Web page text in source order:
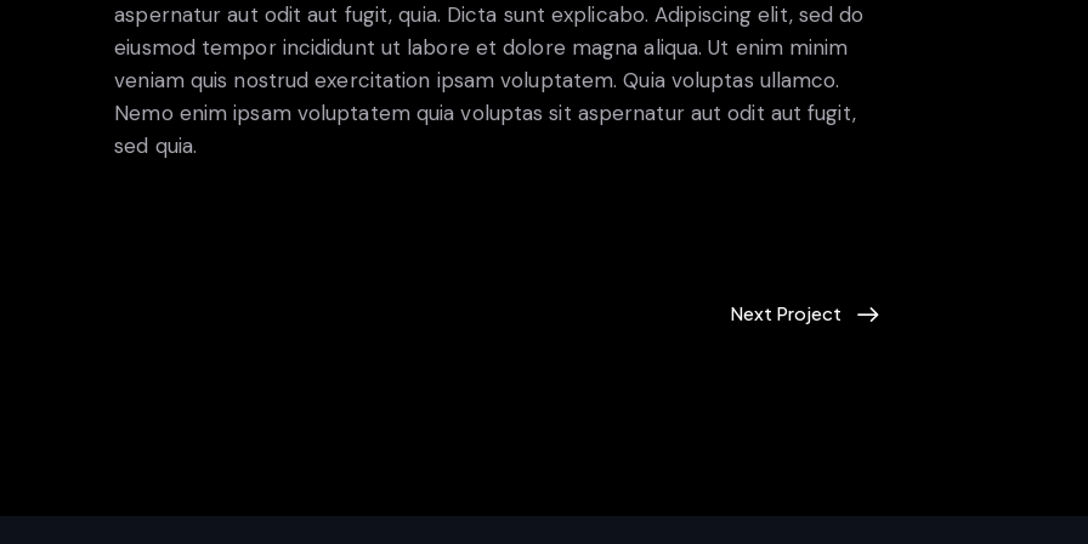
aspernatur aut odit aut fugit, quia. Dicta sunt explicabo. Adipiscing elit, sed do
eiusmod tempor incididunt ut labore et dolore magna aliqua. Ut enim minim
veniam quis nostrud exercitation ipsam voluptatem. Quia voluptas ullamco.
Nemo enim ipsam voluptatem quia voluptas sit aspernatur aut odit aut fugit,
sed quia.
Next Project